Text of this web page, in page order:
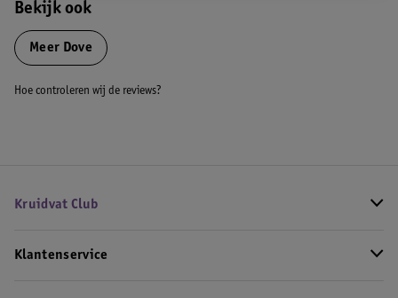
Bekijk ook
Meer Dove
Hoe controleren wij de reviews?
Kruidvat Club
Klantenservice